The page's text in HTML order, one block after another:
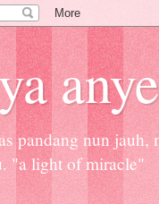
pandang nun
"a light of miracle"